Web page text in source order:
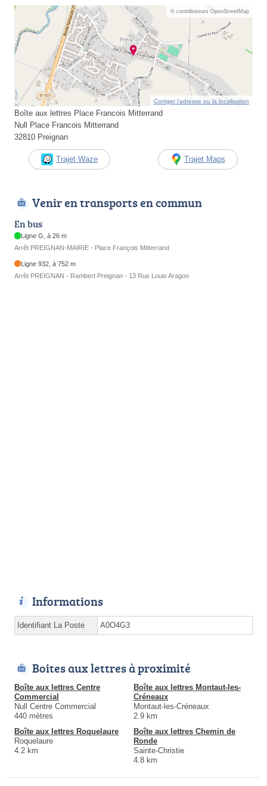
© contributeurs OpenStreetMap
Corriger l’adresse ou la localisation
Boîte aux lettres Place Francois Mitterrand
Null Place Francois Mitterrand
32810 Preignan
Trajet Waze Trajet Maps
Venir en transports en commun
En bus
Ligne G, à 26 m
Arrêt PREIGNAN-MAIRIE - Place François Mitterrand
Ligne 932, à 752 m
Arrêt PREIGNAN - Rambert Preignan - 13 Rue Louis Aragon
Informations
Identifiant La Poste A0O4G3
Boites aux lettres à proximité
Boîte aux lettres Centre
Commercial
Null Centre Commercial
440 mètres
Boîte aux lettres Montaut-les-
Créneaux
Montaut-les-Créneaux
2.9 km
Boîte aux lettres Roquelaure
Roquelaure
4.2 km
Boîte aux lettres Chemin de
Ronde
Sainte-Christie
4.8 km